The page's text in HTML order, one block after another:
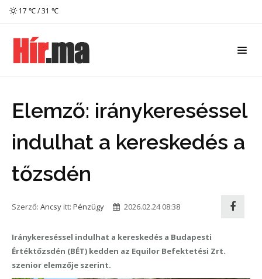
17 ℃ / 31 ℃
Elemző: iránykereséssel
indulhat a kereskedés a
tőzsdén
Szerző: Ancsy itt: Pénzügy 2026.02.24 08:38
Iránykereséssel indulhat a kereskedés a Budapesti
Értéktőzsdén (BÉT) kedden az Equilor Befektetési Zrt.
szenior elemzője szerint.